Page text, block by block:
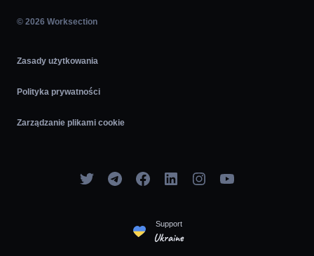
Agile
© 2026 Worksection
Zasady użytkowania
Polityka prywatności
Zarządzanie plikami cookie
Support
Ukraine